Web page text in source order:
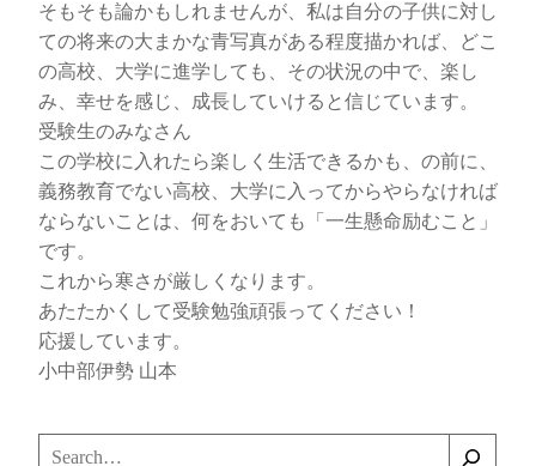
そもそも論かもしれませんが、私は自分の子供に対し
ての将来の大まかな青写真がある程度描かれば、どこ
の高校、大学に進学しても、その状況の中で、楽し
み、幸せを感じ、成長していけると信じています。
受験生のみなさん
この学校に入れたら楽しく生活できるかも、の前に、
義務教育でない高校、大学に入ってからやらなければ
ならないことは、何をおいても「一生懸命励むこと」
です。
これから寒さが厳しくなります。
あたたかくして受験勉強頑張ってください！
応援しています。
小中部伊勢 山本
検